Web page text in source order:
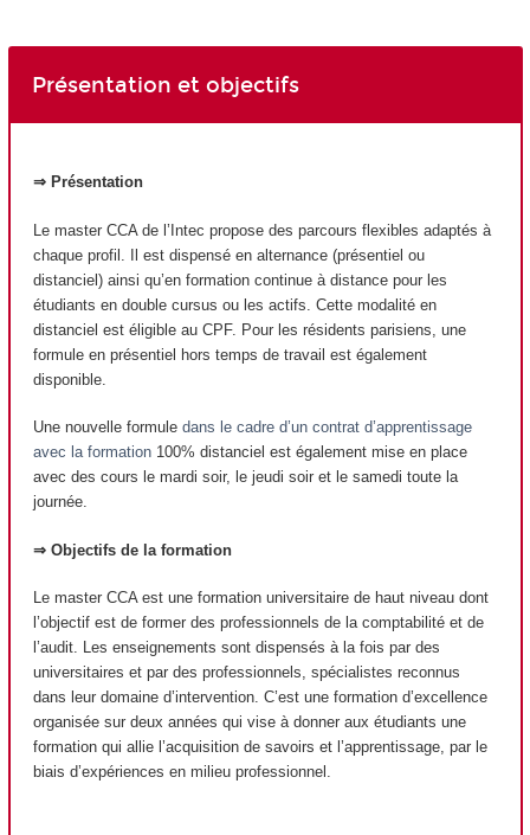
Présentation et objectifs
⇒ Présentation
Le master CCA de l’Intec propose des parcours flexibles adaptés à
chaque profil. Il est dispensé en alternance (présentiel ou
distanciel) ainsi qu’en formation continue à distance pour les
étudiants en double cursus ou les actifs. Cette modalité en
distanciel est éligible au CPF. Pour les résidents parisiens, une
formule en présentiel hors temps de travail est également
disponible.
Une nouvelle formule dans le cadre d’un contrat d’apprentissage
avec la formation 100% distanciel est également mise en place
avec des cours le mardi soir, le jeudi soir et le samedi toute la
journée.
⇒ Objectifs de la formation
Le master CCA est une formation universitaire de haut niveau dont
l’objectif est de former des professionnels de la comptabilité et de
l’audit. Les enseignements sont dispensés à la fois par des
universitaires et par des professionnels, spécialistes reconnus
dans leur domaine d’intervention. C’est une formation d’excellence
organisée sur deux années qui vise à donner aux étudiants une
formation qui allie l’acquisition de savoirs et l’apprentissage, par le
biais d’expériences en milieu professionnel.